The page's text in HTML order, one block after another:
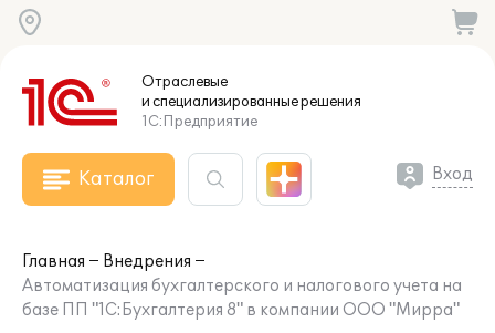
Отраслевые
и специализированныерешения
1С:Предприятие
Каталог Вход
Главная
Внедрения
Автоматизация бухгалтерского и налогового учета на
базе ПП "1С:Бухгалтерия 8" в компании ООО "Мирра"